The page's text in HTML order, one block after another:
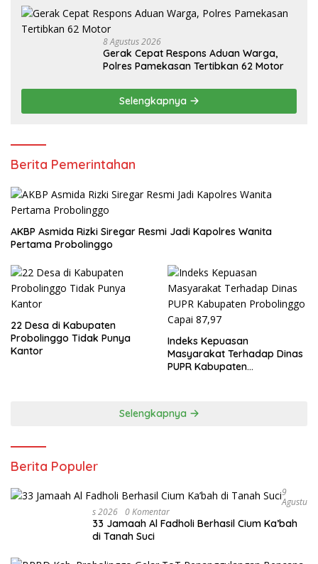
8 Agustus 2026
Gerak Cepat Respons Aduan Warga,
Polres Pamekasan Tertibkan 62 Motor
Selengkapnya
Berita Pemerintahan
AKBP Asmida Rizki Siregar Resmi Jadi Kapolres Wanita
Pertama Probolinggo
22 Desa di Kabupaten
Probolinggo Tidak Punya
Kantor
Indeks Kepuasan
Masyarakat Terhadap Dinas
PUPR Kabupaten
Selengkapnya
Berita Populer
9
Agustu
S 2026 0 Komentar
33 Jamaah Al Fadholi Berhasil Cium Ka’bah
di Tanah Suci